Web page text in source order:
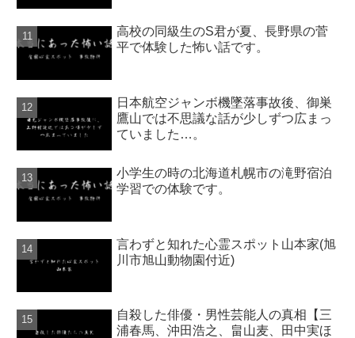
高校の同級生のS君が夏、長野県の菅
平で体験した怖い話です。
日本航空ジャンボ機墜落事故後、御巣
鷹山では不思議な話が少しずつ広まっ
ていました…。
小学生の時の北海道札幌市の滝野宿泊
学習での体験です。
言わずと知れた心霊スポット山本家(旭
川市旭山動物園付近)
自殺した俳優・男性芸能人の真相【三
浦春馬、沖田浩之、畠山麦、田中実ほ